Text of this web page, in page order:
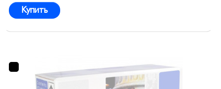
Купить